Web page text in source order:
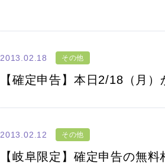
2013.02.18 その他
【確定申告】本日2/18（月
2013.02.12 その他
【岐阜限定】確定申告の無